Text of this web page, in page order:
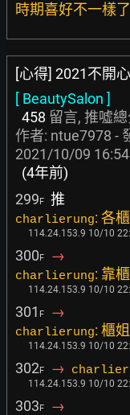
時期喜好不一樣了
[心得] 2021不開
[ BeautySalon ]
458 留言, 推噓總
作者: ntue7978 -
2021/10/09 16:54
(4年前)
299F 推
charlierung: 各
114.24.153.9 10/10
300F →
charlierung: 靠
114.24.153.9 10/10
301 F →
charlierung: 櫃
114.24.153.9 10/10
302F →
114.24.153.9 10/10
303F →